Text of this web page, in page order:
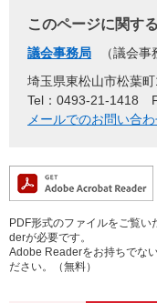
このページに関す
議会事務局
議会事
埼玉県東松山市松葉
Tel：0493-21-1418
メールでのお問い合
PDF形式のファイルをご覧
derが必要です。
Adobe Readerをお持ちでな
ださい。（無料）